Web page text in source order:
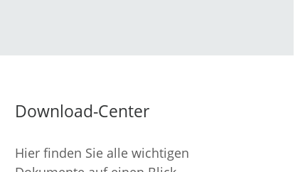
Download-Center
Hier finden Sie alle wichtigen